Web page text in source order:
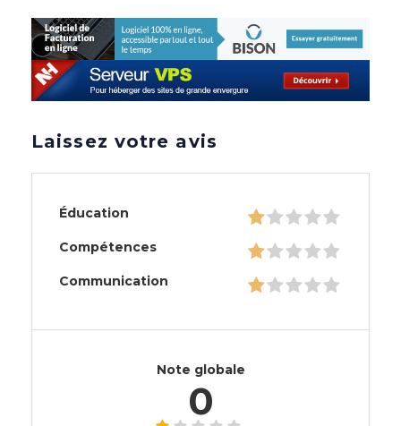
Laissez votre avis
Éducation
Compétences
Communication
Note globale
0